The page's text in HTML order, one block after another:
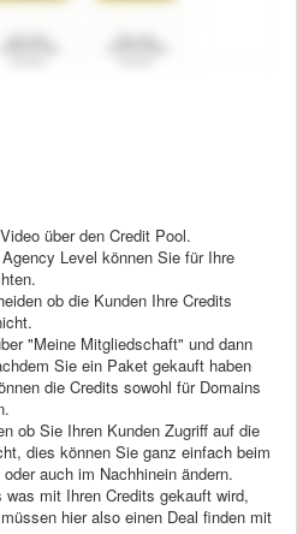
über den Credit Pool.
Level können Sie für Ihre
ob die Kunden Ihre Credits
"Meine Mitgliedschaft" und dann
Sie ein Paket gekauft haben
die Credits sowohl für Domains
ob Sie Ihren Kunden Zugriff auf die
dies können Sie ganz einfach beim
auch im Nachhinein ändern.
mit Ihren Credits gekauft wird,
hier also einen Deal finden mit